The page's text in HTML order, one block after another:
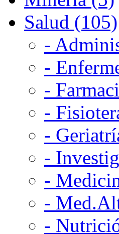
Salud (105)
-
-
-
-
-
-
-
-
-